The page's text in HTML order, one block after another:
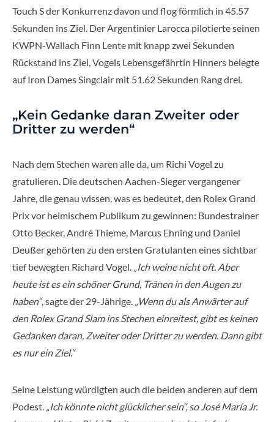
Touch S der Konkurrenz davon und flog förmlich in 45.57
Sekunden ins Ziel. Der Argentinier Larocca pilotierte seinen
KWPN-Wallach Finn Lente mit knapp zwei Sekunden
Rückstand ins Ziel, Vogels Lebensgefährtin Hinners belegte
auf Iron Dames Singclair mit 51.62 Sekunden Rang drei.
„Kein Gedanke daran Zweiter oder
Dritter zu werden“
Nach dem Stechen waren alle da, um Richi Vogel zu
gratulieren. Die deutschen Aachen-Sieger vergangener
Jahre, die genau wissen, was es bedeutet, den Rolex Grand
Prix vor heimischem Publikum zu gewinnen: Bundestrainer
Otto Becker, André Thieme, Marcus Ehning und Daniel
Deußer gehörten zu den ersten Gratulanten eines sichtbar
tief bewegten Richard Vogel. „Ich weine nicht oft. Aber
heute ist es ein schöner Grund, Tränen in den Augen zu
haben“, sagte der 29-Jährige. „Wenn du als Anwärter auf
den Rolex Grand Slam ins Stechen einreitest, gibt es keinen
Gedanken daran, Zweiter oder Dritter zu werden. Dann gibt
es nur ein Ziel.“
Seine Leistung würdigten auch die beiden anderen auf dem
Podest. „Ich könnte nicht glücklicher sein“, so José María Jr.